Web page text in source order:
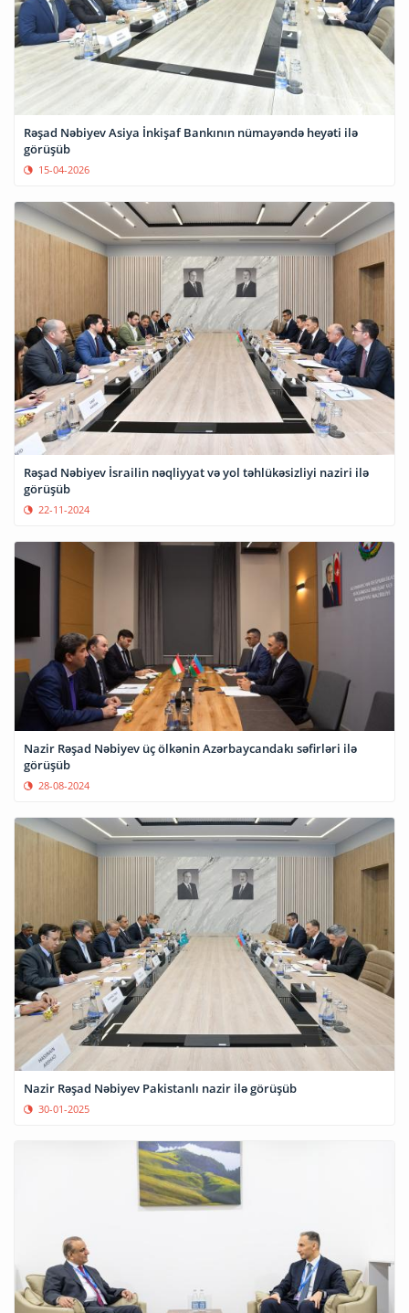
Rəşad Nəbiyev Asiya İnkişaf Bankının nümayəndə heyəti ilə
görüşüb
15-04-2026
Rəşad Nəbiyev İsrailin nəqliyyat və yol təhlükəsizliyi naziri ilə
görüşüb
22-11-2024
Nazir Rəşad Nəbiyev üç ölkənin Azərbaycandakı səfirləri ilə
görüşüb
28-08-2024
Nazir Rəşad Nəbiyev Pakistanlı nazir ilə görüşüb
30-01-2025